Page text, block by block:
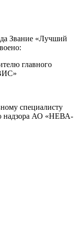
Звание «Лучший
главного
специалисту
надзора АО «НЕВА-